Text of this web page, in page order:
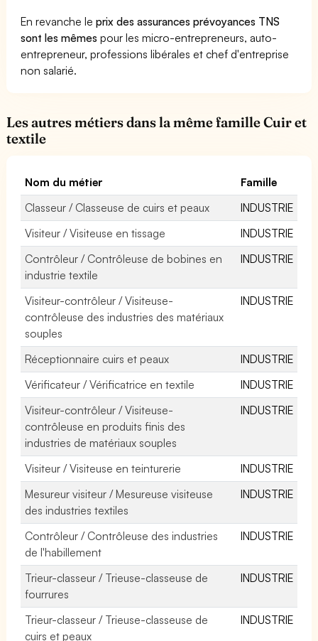
En revanche leprix des assurances prévoyances TNS
sont les mêmes pour les micro-entrepreneurs, auto-
entrepreneur, professions libérales et chef d'entreprise
non salarié.
Les autres métiers dans la même famille Cuir et
textile
Nom du métier
Famille
Classeur / Classeuse de cuirs et peaux
INDUSTRIE
Visiteur / Visiteuse en tissage
INDUSTRIE
Contrôleur / Contrôleuse de bobines en
industrie textile
INDUSTRIE
Visiteur-contrôleur / Visiteuse-
contrôleuse des industries des matériaux
souples
INDUSTRIE
Réceptionnaire cuirs et peaux
INDUSTRIE
Vérificateur / Vérificatrice en textile
INDUSTRIE
Visiteur-contrôleur / Visiteuse-
contrôleuse en produits finis des
industries de matériaux souples
INDUSTRIE
Visiteur / Visiteuse en teinturerie
INDUSTRIE
Mesureur visiteur / Mesureuse visiteuse
des industries textiles
INDUSTRIE
Contrôleur / Contrôleuse des industries
de l'habillement
INDUSTRIE
Trieur-classeur / Trieuse-classeuse de
fourrures
INDUSTRIE
Trieur-classeur / Trieuse-classeuse de
cuirs et peaux
INDUSTRIE